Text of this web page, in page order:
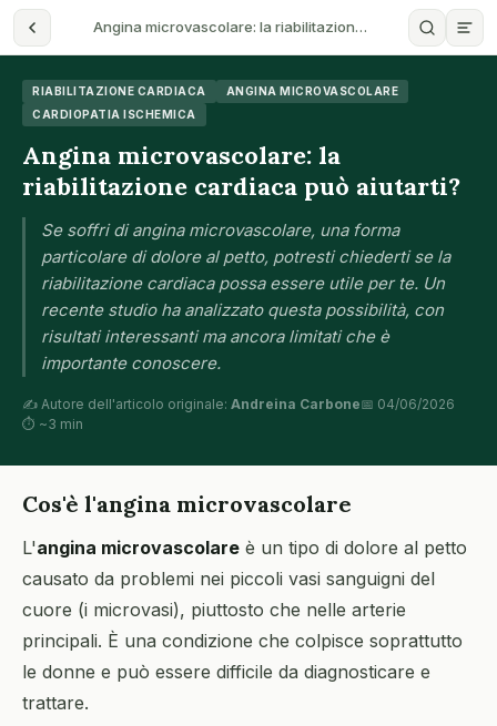
Angina microvascolare: la riabilitazion…
RIABILITAZIONE CARDIACA
ANGINA MICROVASCOLARE
CARDIOPATIA ISCHEMICA
Angina microvascolare: la
riabilitazione cardiaca può aiutarti?
Se soffri di angina microvascolare, una forma
particolare di dolore al petto, potresti chiederti se la
riabilitazione cardiaca possa essere utile per te. Un
recente studio ha analizzato questa possibilità, con
risultati interessanti ma ancora limitati che è
importante conoscere.
✍️ Autore dell'articolo originale: Andreina Carbone📅 04/06/2026
⏱ ~3 min
Cos'è l'angina microvascolare
L'angina microvascolare è un tipo di dolore al petto
causato da problemi nei piccoli vasi sanguigni del
cuore (i microvasi), piuttosto che nelle arterie
principali. È una condizione che colpisce soprattutto
le donne e può essere difficile da diagnosticare e
trattare.